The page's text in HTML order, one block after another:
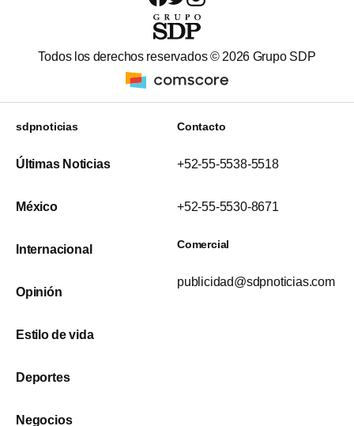
Todos los derechos reservados © 2026 Grupo SDP
sdpnoticias
Últimas Noticias
México
Internacional
Opinión
Estilo de vida
Deportes
Negocios
Contacto
+52-55-5538-5518
+52-55-5530-8671
Comercial
publicidad@sdpnoticias.com